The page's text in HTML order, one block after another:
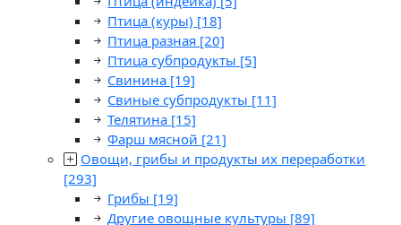
Птица (куры) [18]
Птица разная [20]
Птица субпродукты [5]
Свинина [19]
Свиные субпродукты [11]
Телятина [15]
Фарш мясной [21]
Овощи, грибы и продукты их переработки
[293]
Грибы [19]
Другие овощные культуры [89]